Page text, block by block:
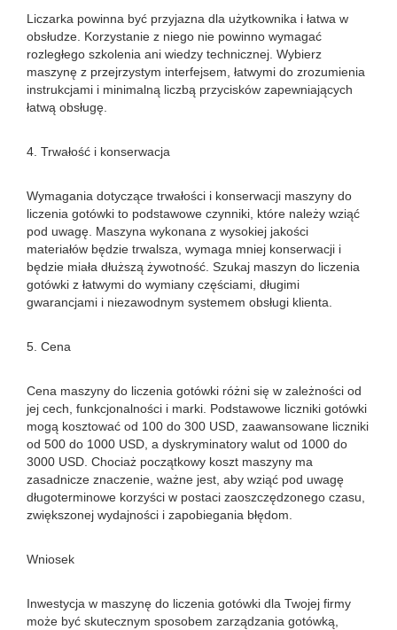
Liczarka powinna być przyjazna dla użytkownika i łatwa w
obsłudze. Korzystanie z niego nie powinno wymagać
rozległego szkolenia ani wiedzy technicznej. Wybierz
maszynę z przejrzystym interfejsem, łatwymi do zrozumienia
instrukcjami i minimalną liczbą przycisków zapewniających
łatwą obsługę.
4. Trwałość i konserwacja
Wymagania dotyczące trwałości i konserwacji maszyny do
liczenia gotówki to podstawowe czynniki, które należy wziąć
pod uwagę. Maszyna wykonana z wysokiej jakości
materiałów będzie trwalsza, wymaga mniej konserwacji i
będzie miała dłuższą żywotność. Szukaj maszyn do liczenia
gotówki z łatwymi do wymiany częściami, długimi
gwarancjami i niezawodnym systemem obsługi klienta.
5. Cena
Cena maszyny do liczenia gotówki różni się w zależności od
jej cech, funkcjonalności i marki. Podstawowe liczniki gotówki
mogą kosztować od 100 do 300 USD, zaawansowane liczniki
od 500 do 1000 USD, a dyskryminatory walut od 1000 do
3000 USD. Chociaż początkowy koszt maszyny ma
zasadnicze znaczenie, ważne jest, aby wziąć pod uwagę
długoterminowe korzyści w postaci zaoszczędzonego czasu,
zwiększonej wydajności i zapobiegania błędom.
Wniosek
Inwestycja w maszynę do liczenia gotówki dla Twojej firmy
może być skutecznym sposobem zarządzania gotówką,